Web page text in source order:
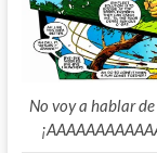
No voy a hablar